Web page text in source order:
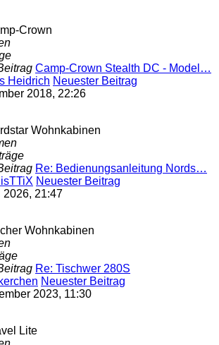
Crown
Camp-Crown Stealth DC - Model…
Heidrich Neuester Beitrag
2018, 22:26
Wohnkabinen
Re: Bedienungsanleitung Nords…
Neuester Beitrag
2026, 21:47
Wohnkabinen
Re: Tischwer 280S
Neuester Beitrag
2023, 11:30
Lite